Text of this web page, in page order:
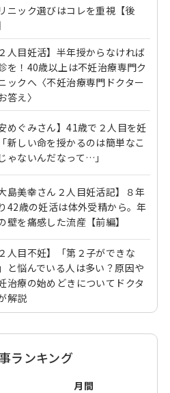
ニック選びはコレを重視【後
２人目妊活】半年授からなければ
を！40歳以上は不妊治療専門ク
ックへ〈不妊治療専門ドクター
答え〉
安めぐみさん】41歳で２人目を妊
新しい命を授かるのは簡単なこ
ゃないんだなって…」
大島美幸さん２人目妊活記】８年
42歳の妊活は体外受精から。年
壁を痛感した流産【前編】
２人目不妊】「第２子ができな
と悩んでいる人は多い？原因や
治療の始めどきについてドクタ
解説
ランキング
月間